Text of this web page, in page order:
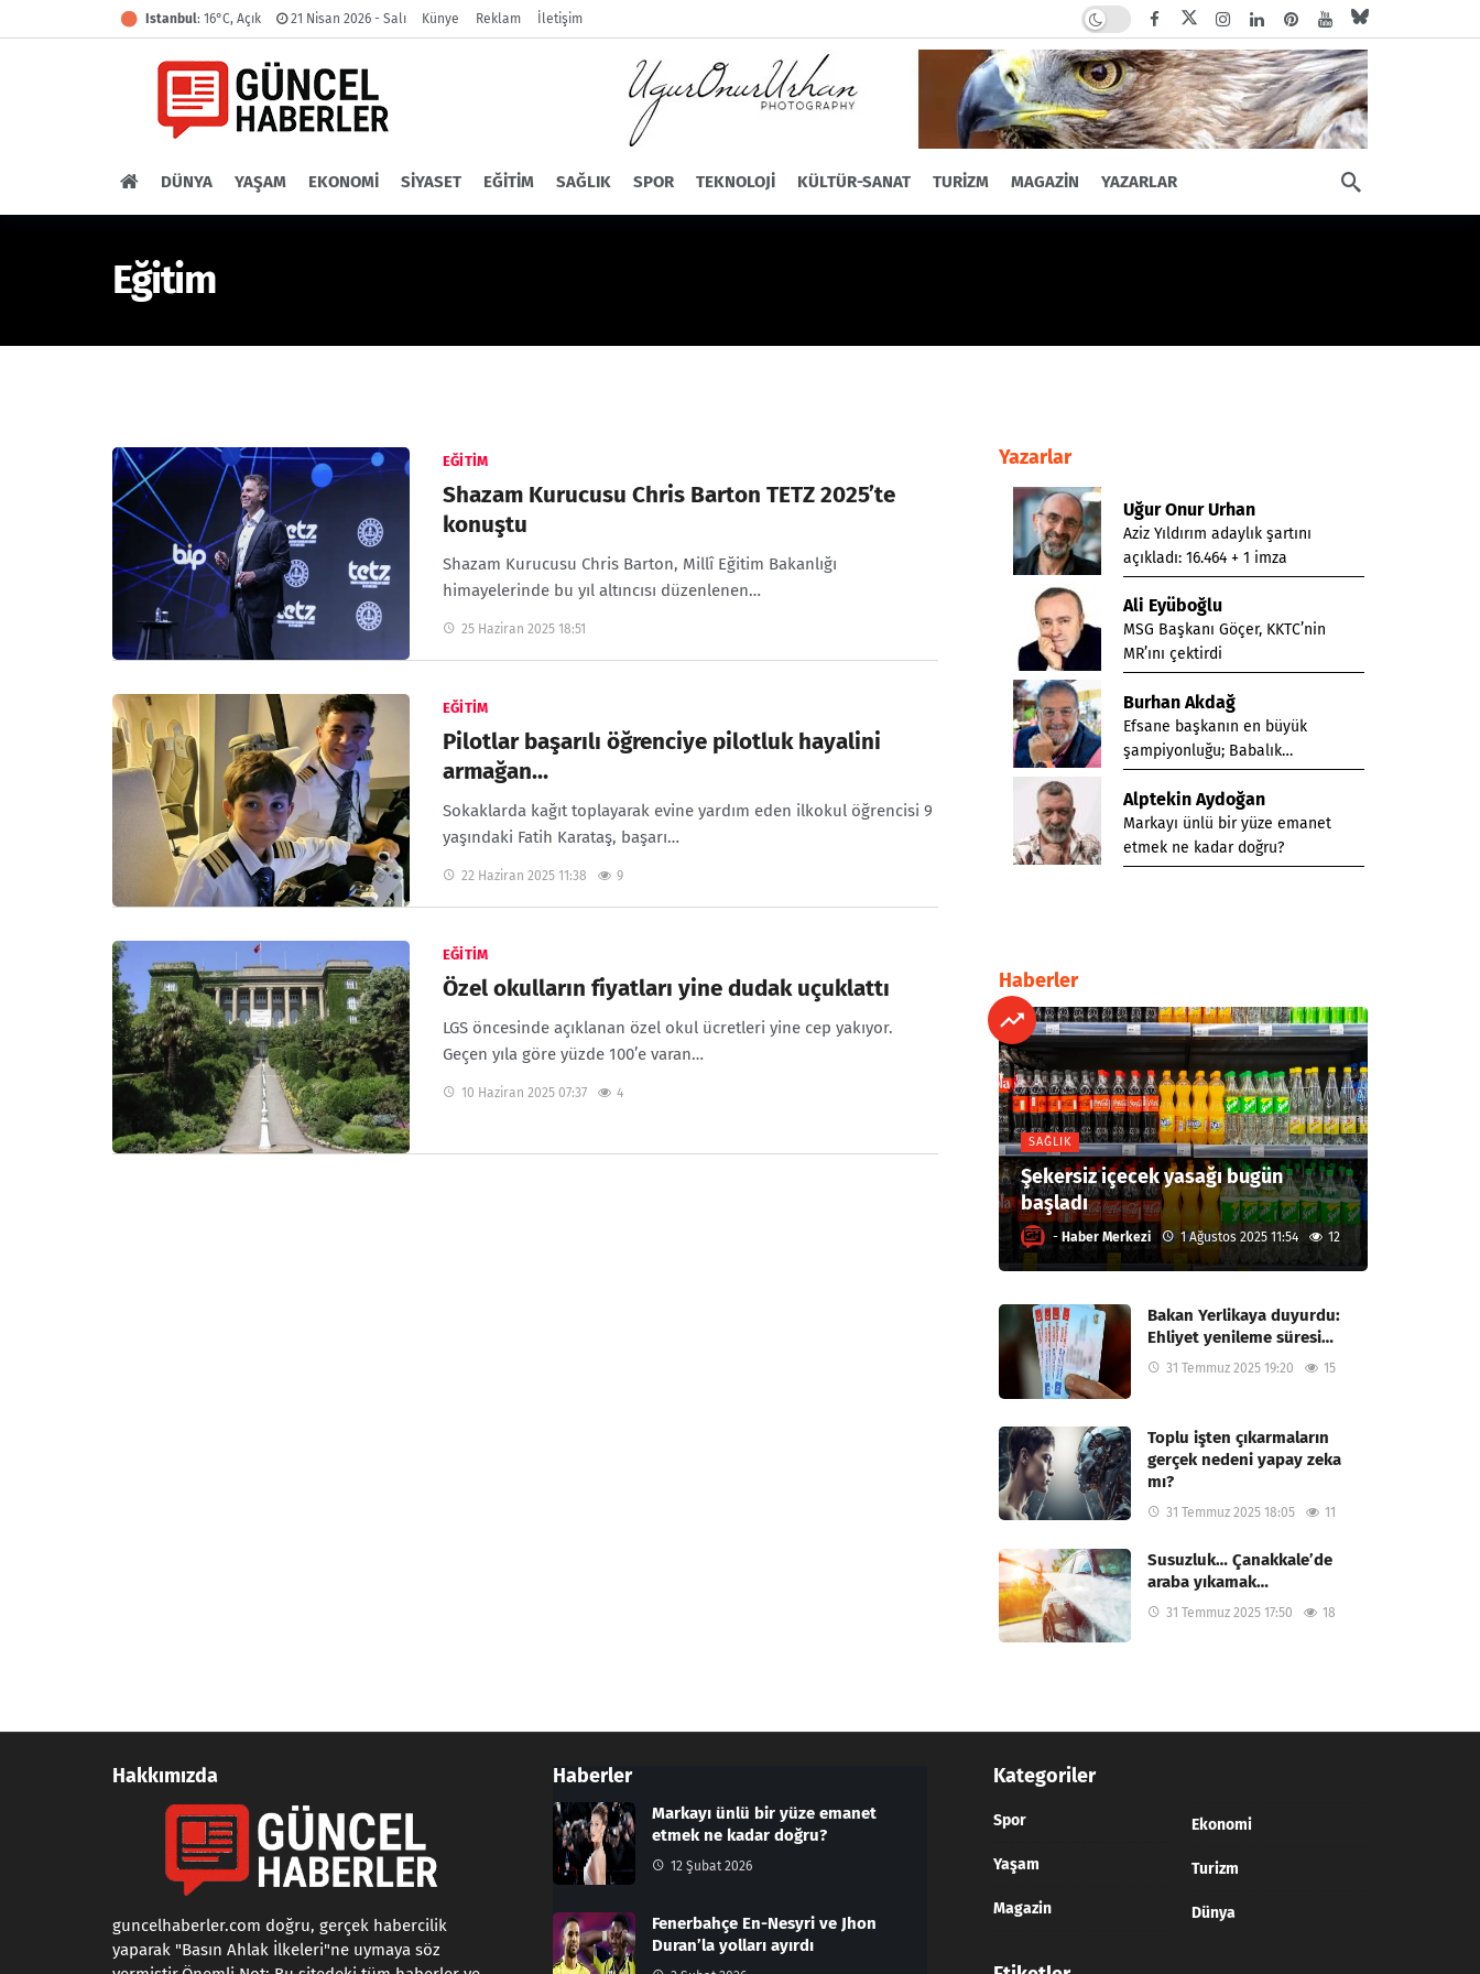
Istanbul: 16°C, Açık 21 Nisan 2026 - Salı Künye Reklam İletişim Dark mode
DÜNYA YAŞAM EKONOMI SIYASET EĞITIM SAĞLIK SPOR TEKNOLOJI KÜLTÜR-SANAT TURIZM MAGAZIN YAZARLAR
Eğitim
EĞITIM
Shazam Kurucusu Chris Barton TETZ 2025’te
konuştu
Shazam Kurucusu Chris Barton, Millî Eğitim Bakanlığı
himayelerinde bu yıl altıncısı düzenlenen…
25 Haziran 2025 18:51
EĞITIM
Pilotlar başarılı öğrenciye pilotluk hayalini
armağan…
Sokaklarda kağıt toplayarak evine yardım eden ilkokul öğrencisi 9
yaşındaki Fatih Karataş, başarı…
22 Haziran 2025 11:38 9
EĞITIM
Özel okulların fiyatları yine dudak uçuklattı
LGS öncesinde açıklanan özel okul ücretleri yine cep yakıyor.
Geçen yıla göre yüzde 100’e varan…
10 Haziran 2025 07:37 4
Yazarlar
Uğur Onur Urhan
Aziz Yıldırım adaylık şartını
açıkladı: 16.464 + 1 imza
Ali Eyüboğlu
MSG Başkanı Göçer, KKTC’nin
MR’ını çektirdi
Burhan Akdağ
Efsane başkanın en büyük
şampiyonluğu; Babalık…
Alptekin Aydoğan
Markayı ünlü bir yüze emanet
etmek ne kadar doğru?
Haberler
SAĞLIK
Şekersiz içecek yasağı bugün
başladı
- Haber Merkezi 1 Ağustos 2025 11:54 12
Bakan Yerlikaya duyurdu:
Ehliyet yenileme süresi…
31 Temmuz 2025 19:20 15
Toplu işten çıkarmaların
gerçek nedeni yapay zeka
mı?
31 Temmuz 2025 18:05 11
Susuzluk… Çanakkale’de
araba yıkamak…
31 Temmuz 2025 17:50 18
Hakkımızda
guncelhaberler.com doğru, gerçek habercilik
yaparak "Basın Ahlak İlkeleri"ne uymaya söz
Haberler
Markayı ünlü bir yüze emanet
etmek ne kadar doğru?
12 Şubat 2026
Fenerbahçe En-Nesyri ve Jhon
Duran’la yolları ayırdı
Kategoriler
Spor
Yaşam
Magazin
Ekonomi
Turizm
Dünya